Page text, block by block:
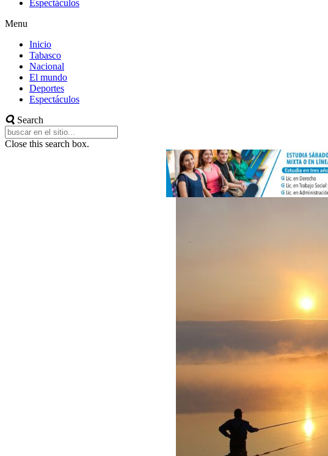
Espectáculos
Menu
Inicio
Tabasco
Nacional
El mundo
Deportes
Espectáculos
Search
Close this search box.